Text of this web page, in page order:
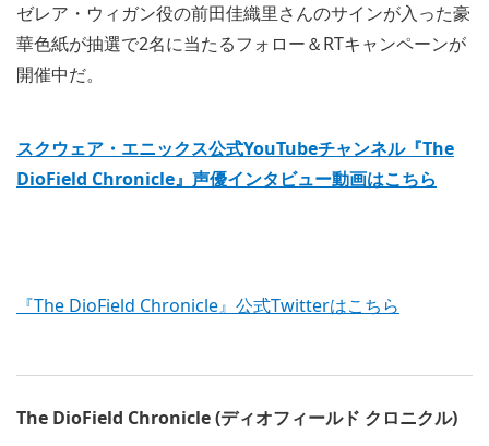
ゼレア・ウィガン役の前田佳織里さんのサインが入った豪
華色紙が抽選で2名に当たるフォロー＆RTキャンペーンが
開催中だ。
スクウェア・エニックス公式YouTubeチャンネル『The
DioField Chronicle』声優インタビュー動画はこちら
『The DioField Chronicle』公式Twitterはこちら
The DioField Chronicle (ディオフィールド クロニクル)